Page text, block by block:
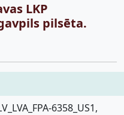
LKP
pilsēta.
6358_US1,